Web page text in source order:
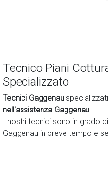
Tecnico Piani
Specializzato
Tecnici Gaggenau
nell'assistenza Gaggenau.
I nostri tecnici sono in grado
Gaggenau in breve tempo e